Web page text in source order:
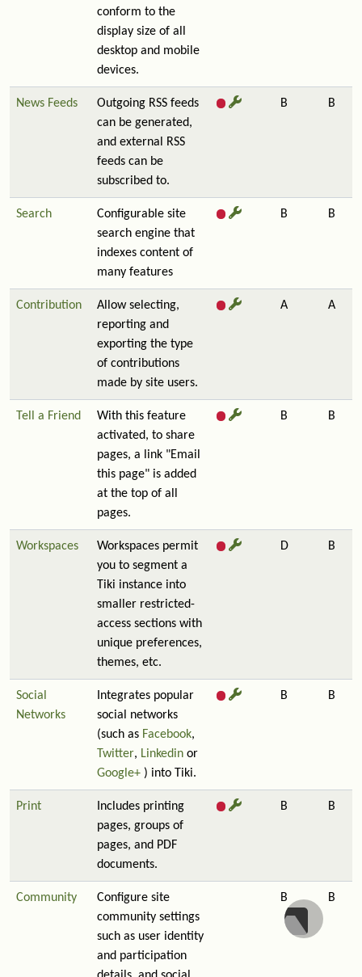
conform to the
display size of all
desktop and mobile
devices.
News Feeds
Outgoing RSS feeds
can be generated,
and external RSS
feeds can be
subscribed to.
B B
Search
Configurable site
search engine that
indexes content of
many features
B B
Contribution
Allow selecting,
reporting and
exporting the type
of contributions
made by site users.
A A
Tell a Friend
With this feature
activated, to share
pages, a link "Email
this page" is added
at the top of all
pages.
B B
Workspaces
Workspaces permit
you to segment a
Tiki instance into
smaller restricted-
access sections with
unique preferences,
themes, etc.
D B
Social
Networks
Integrates popular
social networks
(such as Facebook,
Twitter, Linkedin or
Google+ ) into Tiki.
B B
Print
Includes printing
pages, groups of
pages, and PDF
documents.
B B
Community
Configure site
community settings
such as user identity
and participation
B B